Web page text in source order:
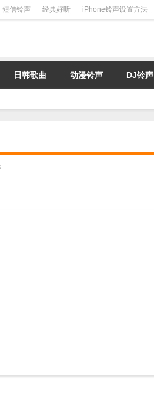
短信铃声 经典好听 iPhone铃声设置方法
日韩歌曲 动漫铃声 DJ铃声